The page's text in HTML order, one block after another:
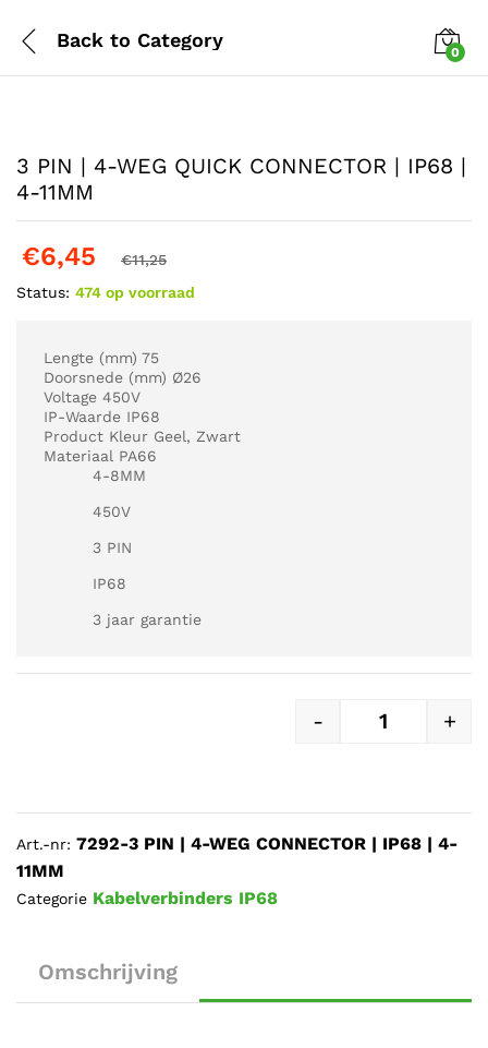
Back to Category
0
3 PIN | 4-WEG QUICK CONNECTOR | IP68 |
4-11MM
€6,45 €11,25
Status: 474 op voorraad
Lengte (mm) 75
Doorsnede (mm) Ø26
Voltage 450V
IP-Waarde IP68
Product Kleur Geel, Zwart
Materiaal PA66
4-8MM
450V
3 PIN
IP68
3 jaar garantie
3 PIN | 4-
- +
Art.-nr: 7292-3 PIN | 4-WEG CONNECTOR | IP68 | 4-
11MM
Categorie Kabelverbinders IP68
Omschrijving